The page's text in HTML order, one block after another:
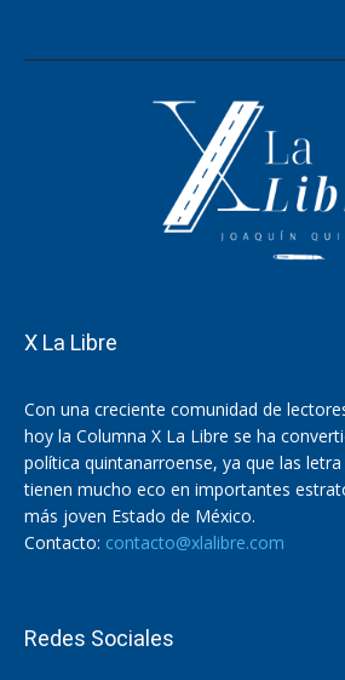
X La Libre
Con una creciente comunidad de
hoy la Columna X La Libre se ha
política quintanarroense, ya que las
tienen mucho eco en importantes
más joven Estado de México.
Contacto: contacto@xlalibre.com
Redes Sociales